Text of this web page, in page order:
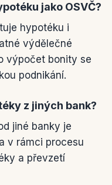
jako OSVČ?
hypotéku i
výdělečné
výpočet bonity se
podnikání.
z jiných bank?
jiné banky je
v rámci procesu
a převzetí